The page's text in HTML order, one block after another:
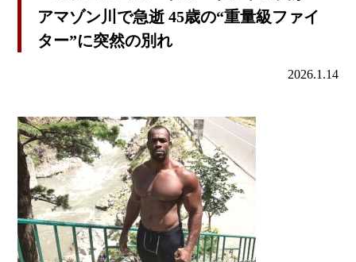
アマゾン川で急逝 45歳の“重量級ファイ
ター”に突然の別れ
2026.1.14